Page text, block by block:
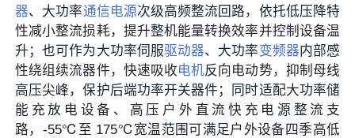
器、大功率通信电源次级高频整流回路，依托低压降特
性减小整流损耗，提升整机能量转换效率并控制设备温
升；也可作为大功率伺服驱动器、大功率变频器内部感
性绕组续流器件，快速吸收电机反向电动势，抑制母线
高压尖峰，保护后端功率开关器件；同时适配大功率储
能充放电设备、高压户外直流快充电源整流支
路，-55℃至 175℃宽温范围可满足户外设备四季高低